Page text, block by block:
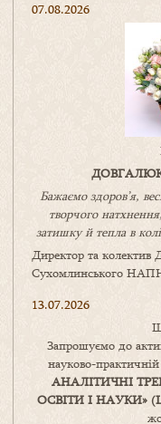
07.08.2026
Бажаємо здоров’я,
творчого
затишкуйтепла в колі
Директор та
Сухомлинського
13.07.2026
Запрошуємо до
науково-
АНАЛІТИЧНІ
ОСВІТИ І НАУКИ»